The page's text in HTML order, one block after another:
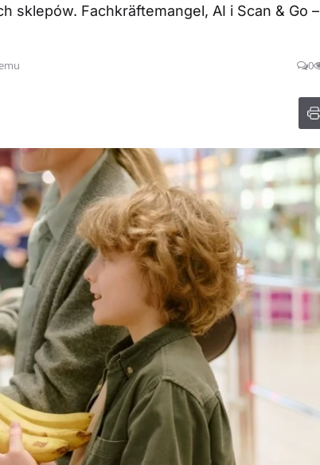
sklepów. Fachkräftemangel, AI i Scan & Go –
0